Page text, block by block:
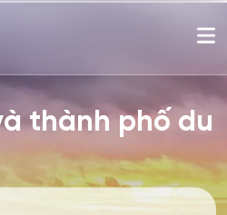
thành phố du